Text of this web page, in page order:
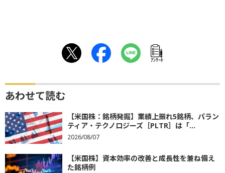
ｱﾝｹｰﾄ
あわせて読む
【米国株：銘柄発掘】業績上振れ5銘柄、パラン
ティア・テクノロジーズ［PLTR］は「...
2026/08/07
【米国株】資本効率の改善と成長性を兼ね備え
た銘柄例